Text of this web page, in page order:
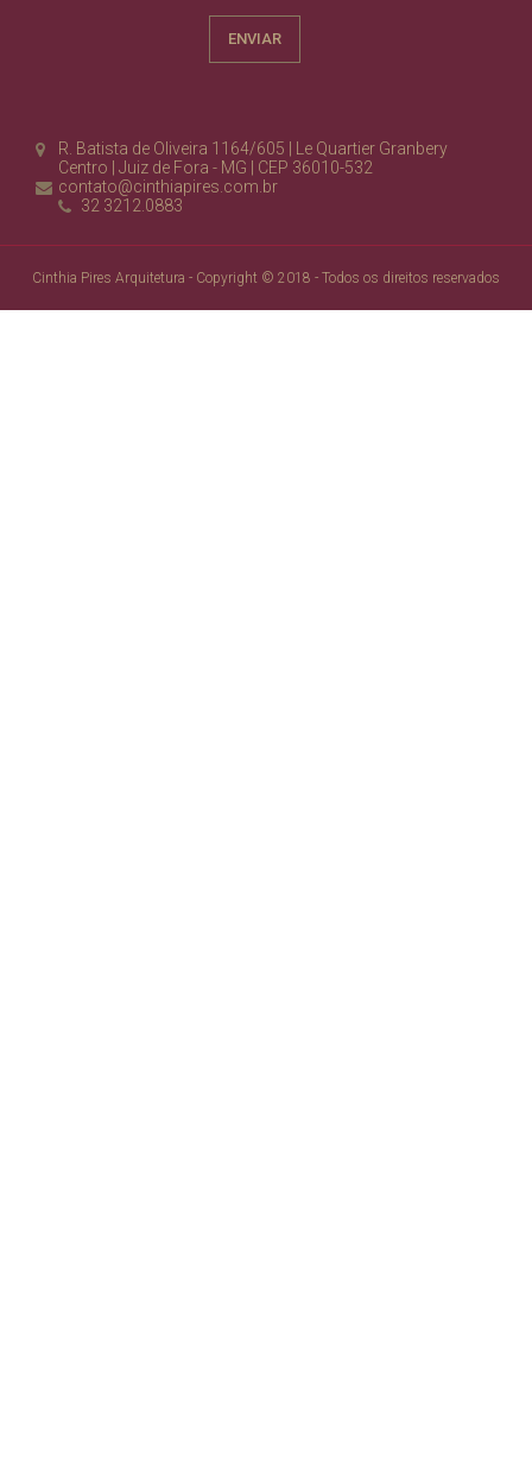
R. Batista de Oliveira 1164/605 | Le Quartier Granbery
Centro | Juiz de Fora - MG | CEP 36010-532
contato@cinthiapires.com.br
32 3212.0883
Cinthia Pires Arquitetura - Copyright © 2018 - Todos os direitos reservados